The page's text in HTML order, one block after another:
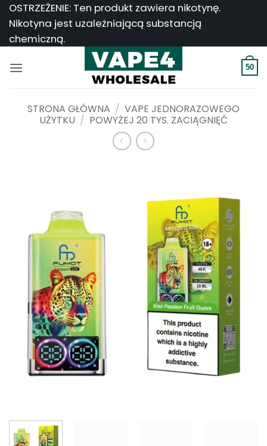
Przejdź
do
treści
OSTRZEŻENIE: Ten produkt zawiera nikotynę.
Nikotyna jest uzależniającą substancją
chemiczną.
50
STRONA GŁÓWNA / VAPE JEDNORAZOWEGO
UŻYTKU / POWYŻEJ 20 TYS. ZACIĄGNIĘĆ